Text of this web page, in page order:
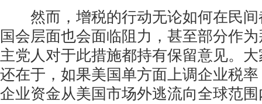
然而，增税的行动无论如何在民间
国会层面也会面临阻力，甚至部分作
主党人对于此措施都持有保留意见。
还在于，如果美国单方面上调企业税
企业资金从美国市场外逃流向全球范